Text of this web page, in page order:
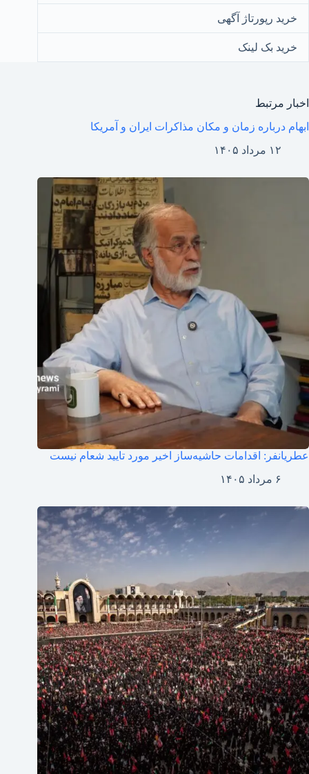
خرید رپورتاژ آگهی
خرید بک لینک
اخبار مرتبط
ابهام درباره زمان و مکان مذاکرات ایران و آمریکا
۱۲ مرداد ۱۴۰۵
عطریانفر: اقدامات حاشیه‌ساز اخیر مورد تایید شعام‌ نیست
۶ مرداد ۱۴۰۵